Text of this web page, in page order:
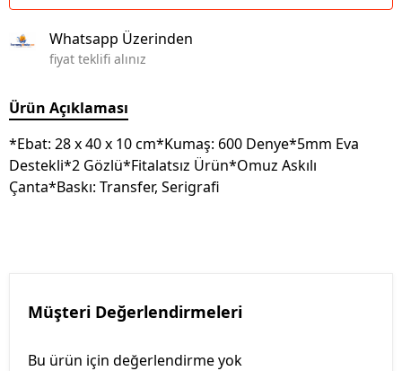
Whatsapp Üzerinden
fiyat teklifi alınız
Ürün Açıklaması
*Ebat: 28 x 40 x 10 cm*Kumaş: 600 Denye*5mm Eva
Destekli*2 Gözlü*Fitalatsız Ürün*Omuz Askılı
Çanta*Baskı: Transfer, Serigrafi
Müşteri Değerlendirmeleri
Bu ürün için değerlendirme yok